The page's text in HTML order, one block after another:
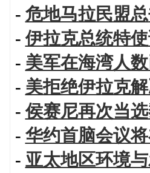
- 危地马拉民盟
-伊拉克总统特
- 美军在海湾人
- 美拒绝伊拉克
-侯赛尼再次当
- 华约首脑会议
- 亚太地区环境